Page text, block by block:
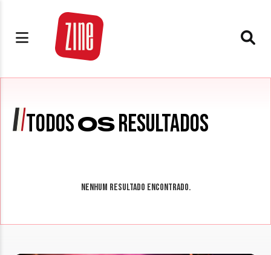
TODOSOSRESULTADOS
Nenhum resultado encontrado.